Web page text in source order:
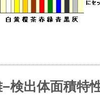
−検出体面積特